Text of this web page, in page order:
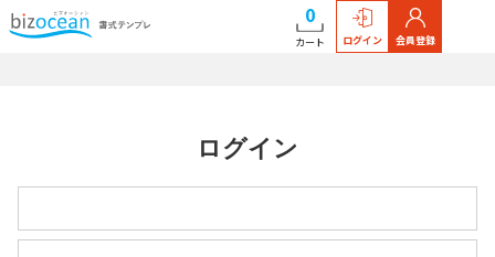
0
カート ログイン 会員登録
ログイン